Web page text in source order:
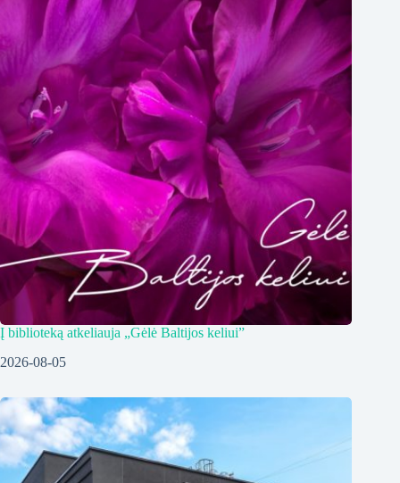
Į biblioteką atkeliauja „Gėlė Baltijos keliui”
2026-08-05